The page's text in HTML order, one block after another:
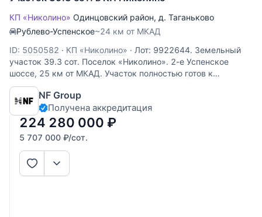
КП «Николино» Одинцовский район, д. Таганьково
Рублево-Успенское~24 км от МКАД
ID: 5050582 · КП «Николино» · Лот: 9922644. Земельный
участок 39.3 cот. Поселок «Николино». 2-е Успенское
шоссе, 25 км от МКАД. Участок полностью готов к
строительству благодаря подведенным коммуникациям:
магистральный газ и центральное водоснабжение
обеспечат комфортное
NF Group
Получена аккредитация
224 280 000 ₽
5 707 000 ₽/сот.